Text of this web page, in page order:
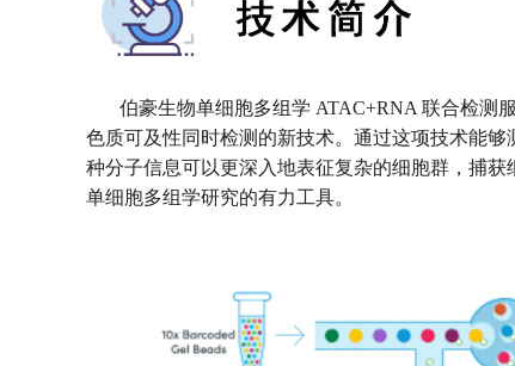
伯豪生物单细胞多组学 ATAC+RNA 联合检测
色质可及性同时检测的新技术。通过这项技术能
种分子信息可以更深入地表征复杂的细胞群，捕
单细胞多组学研究的有力工具。